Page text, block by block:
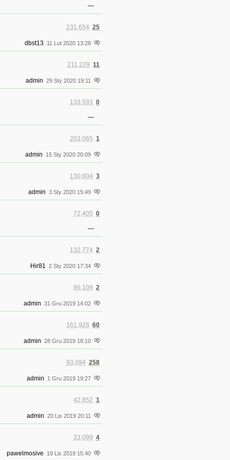
—
231,654 25
dbst13 11 Lut 2020 13:28
211,229 11
admin 29 Sty 2020 19:11
133,593 0
—
203,065 1
admin 15 Sty 2020 20:09
130,804 3
admin 3 Sty 2020 15:49
72,405 0
—
132,774 2
Hir81 2 Sty 2020 17:34
86,109 2
admin 31 Gru 2019 14:02
161,928 60
admin 28 Gru 2019 18:10
93,094 258
admin 1 Gru 2019 19:27
42,852 1
admin 20 Lis 2019 20:11
33,099 4
pawelmosive 19 Lis 2019 15:40